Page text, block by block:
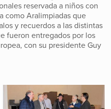
reservada a niños con
como Aralimpiadas que
y recuerdos a las distintas
fueron entregados por los
con su presidente Guy